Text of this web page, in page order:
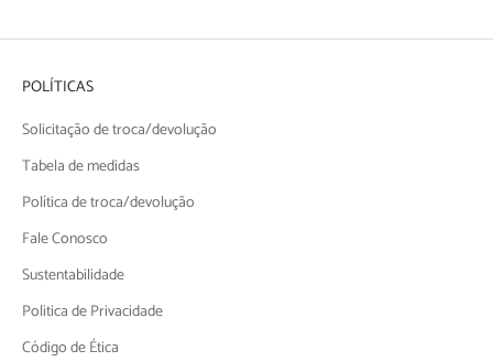
POLÍTICAS
Solicitação de troca/devolução
Tabela de medidas
Política de troca/devolução
Fale Conosco
Sustentabilidade
Politica de Privacidade
Código de Ética